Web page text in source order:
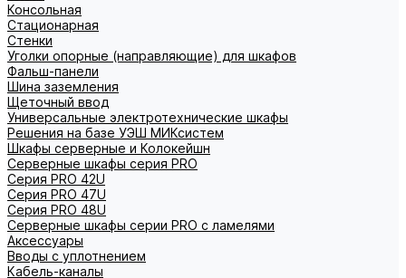
Консольная
Стационарная
Стенки
Уголки опорные (направляющие) для шкафов
Фальш-панели
Шина заземления
Щеточный ввод
Универсальные электротехнические шкафы
Решения на базе УЭШ МИКсистем
Шкафы серверные и Колокейшн
Серверные шкафы серия PRO
Серия PRO 42U
Серия PRO 47U
Серия PRO 48U
Серверные шкафы серии PRO с ламелями
Аксессуары
Вводы с уплотнением
Кабель-каналы